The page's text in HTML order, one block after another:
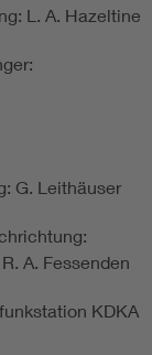
L. A. Hazeltine
G. Leithäuser
A. Fessenden
KDKA